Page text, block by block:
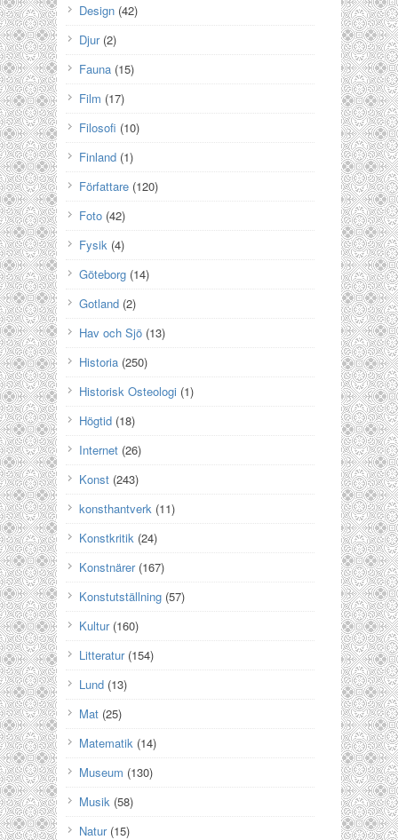
Design (42)
Djur(2)
Fauna (15)
Film (17)
Filosofi (10)
Finland (1)
Författare (120)
Foto (42)
Fysik (4)
Göteborg (14)
Gotland (2)
Hav och Sjö (13)
Historia (250)
Historisk Osteologi (1)
Högtid (18)
Internet (26)
Konst (243)
konsthantverk (11)
Konstkritik (24)
Konstnärer(167)
Konstutställning (57)
Kultur(160)
Litteratur(154)
Lund (13)
Mat (25)
Matematik (14)
Museum (130)
Musik (58)
Natur(15)